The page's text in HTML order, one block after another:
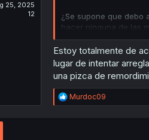
25, 2025
12
¿Se supone que debo
hacer ninguna de las
que el fantasma
manera quieres que lo
¿Me estoy perdiendo
relación se salva.
por la que no iba bien.
narrativa nos miente
Estoy totalmente de
lugar de intentar
una pizca de
R
e
Murdoc09